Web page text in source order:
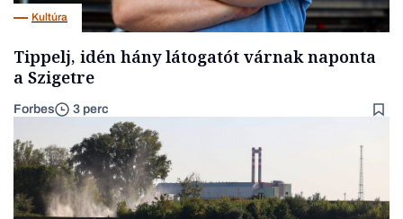
Kultúra
Tippelj, idén hány látogatót várnak naponta
a Szigetre
Forbes 3 perc